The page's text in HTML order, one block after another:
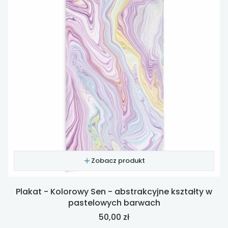
Zobacz produkt
Plakat - Kolorowy Sen - abstrakcyjne kształty w
pastelowych barwach
Cena
50,00 zł